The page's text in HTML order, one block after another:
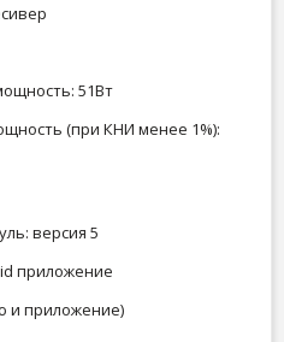
51Вт
(при КНИ менее 1%):
версия 5
приложение
и приложение)